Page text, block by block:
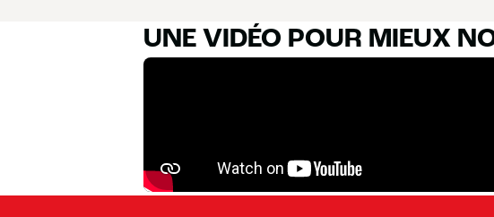
UNE VIDÉO POUR MIEUX